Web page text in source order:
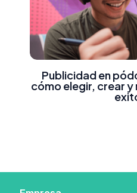
Publicidad en
cómo elegir, crear y